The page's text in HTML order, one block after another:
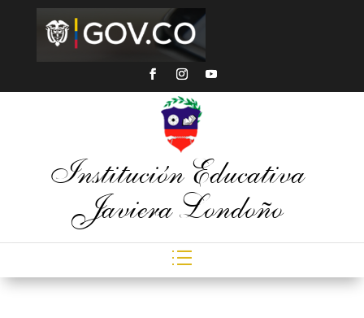
Institución Educativa
Javiera Londoño